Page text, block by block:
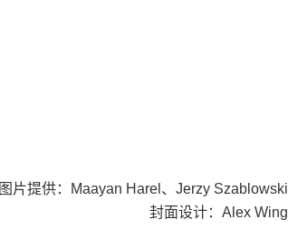
图片提供：Maayan Harel、Jerzy Szablowski
封面设计：Alex Wing